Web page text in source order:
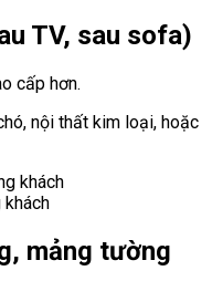
TV, sau sofa)
cấp hơn.
nội thất kim loại, hoặc
khách
mảng tường